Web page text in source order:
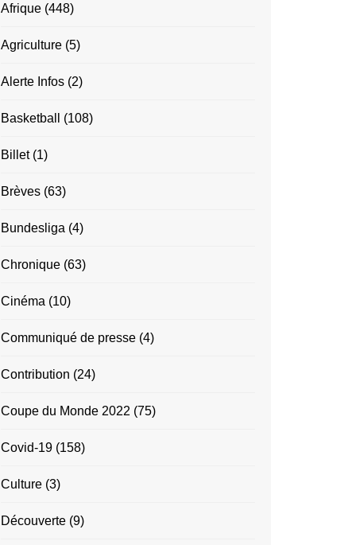
Afrique (448)
Agriculture (5)
Alerte Infos (2)
Basketball (108)
Billet(1)
Brèves (63)
Bundesliga (4)
Chronique (63)
Cinéma (10)
Communiqué de presse (4)
Contribution (24)
Coupe du Monde 2022 (75)
Covid-19 (158)
Culture (3)
Découverte (9)